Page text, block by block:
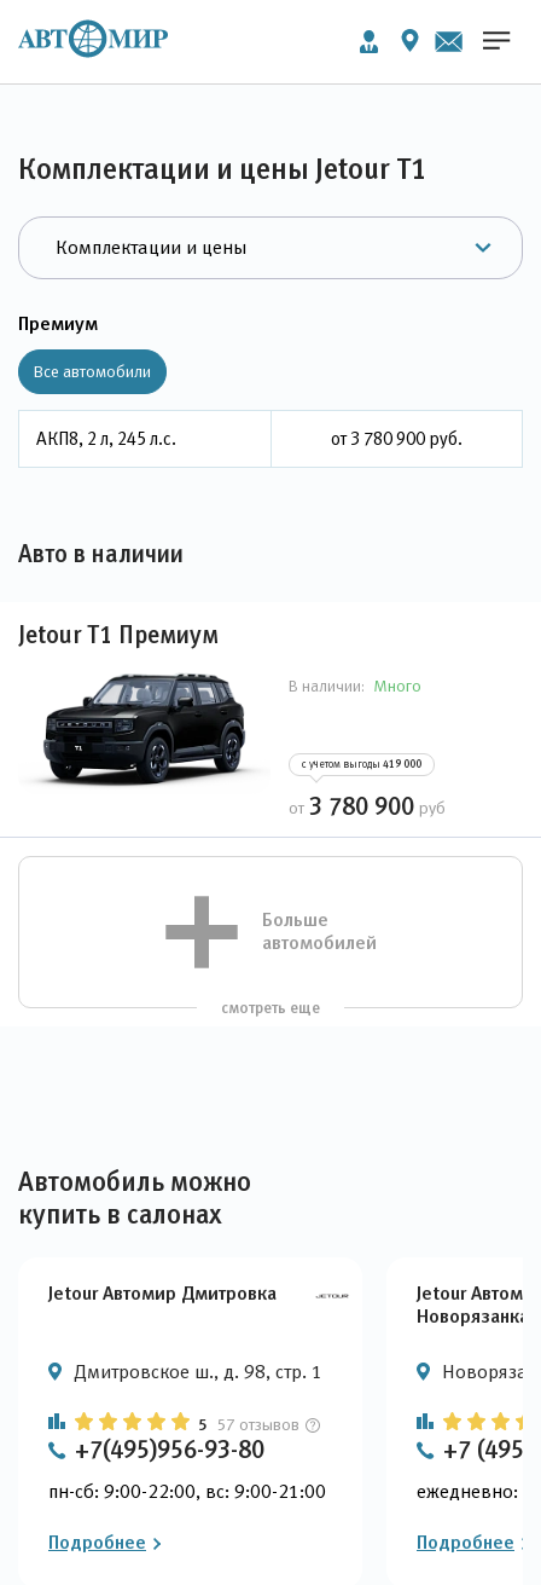
Комплектации и цены Jetour T1
Премиум
Все автомобили
АКП8, 2 л, 245 л.с. от 3 780 900 руб.
Авто в наличии
Jetour T1 Премиум
В наличии: Много
с учетом выгоды 419 000
от 3 780 900 руб
Больше
автомобилей
смотреть еще
Автомобиль можно
купить в салонах
Jetour Автомир Дмитровка
Дмитровское ш., д. 98, стр. 1
5 57 отзывов
+7(495)956-93-80
пн-сб: 9:00-22:00, вс: 9:00-21:00
Подробнее
Jetour
Новорязанка
+7 (495)
ежедневно:
Подробнее